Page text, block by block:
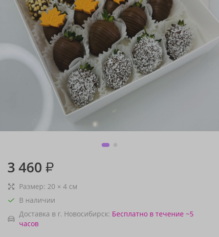
3 460 ₽
Размер: 20 × 4 см
В наличии
Доставка в г. Новосибирск: Бесплатно в течение ~5
часов